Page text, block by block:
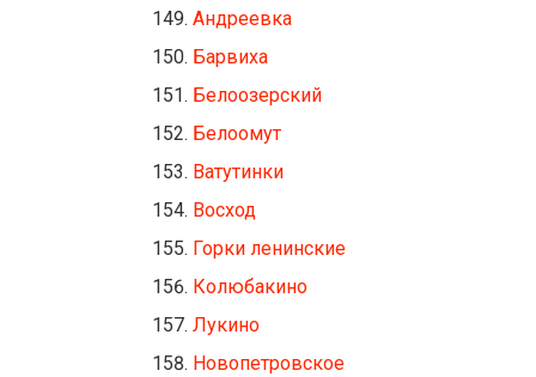
Андреевка
Барвиха
Белоозерский
Белоомут
Ватутинки
Восход
Горки ленинские
Колюбакино
Лукино
Новопетровское